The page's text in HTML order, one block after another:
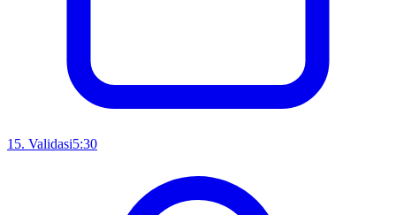
15. Validasi5:30